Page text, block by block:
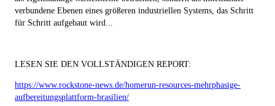
verbundene Ebenen eines größeren industriellen Systems, das Schritt
für Schritt aufgebaut wird...
LESEN SIE DEN VOLLSTÄNDIGEN REPORT:
https://www.rockstone-news.de/homerun-resources-mehrphasige-
aufbereitungsplattform-brasilien/